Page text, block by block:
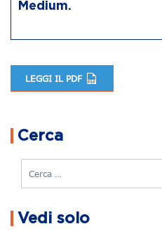
Medium.
LEGGI IL PDF
Cerca
Cerca
Vedi solo